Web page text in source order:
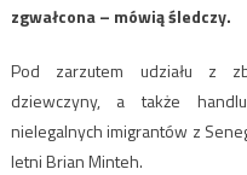
zgwałcona – mówią śledczy.
Pod zarzutem udziału z
dziewczyny, a także
nielegalnych imigrantów z
letni Brian Minteh.